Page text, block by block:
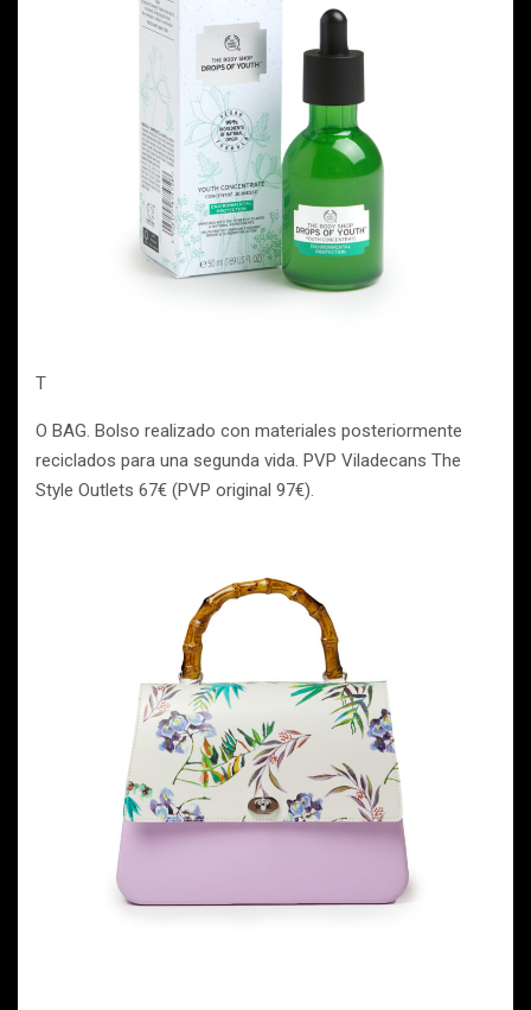
T
O BAG. Bolso realizado con materiales posteriormente
reciclados para una segunda vida. PVP Viladecans The
Style Outlets 67€ (PVP original 97€).